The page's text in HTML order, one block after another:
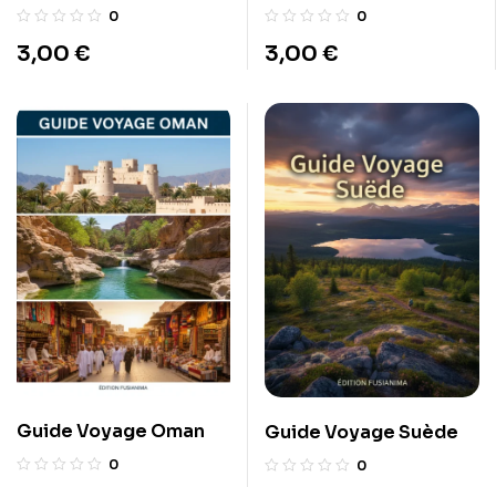
0
3,00 €
0
3,00 €
Guide Voyage Oman
0
Guide Voyage Suède
0